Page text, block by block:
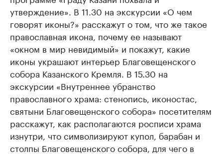
утверждение». В 11.30 на экскурсии «О чем
говорят иконы?» расскажут о том, что же такое
православная икона, почему ее называют
«окном в мир невидимый» и покажут, какие
иконы украшают интерьер Благовещенского
собора Казанского Кремля. В 15.30 на
экскурсии «Внутреннее убранство
православного храма: стенопись, иконостас,
святыни Благовещенского собора» посетителям
расскажут, как располагаются росписи храма
изнутри, что символизируют купол, барабан и
столпы Благовещенского собора, для чего в